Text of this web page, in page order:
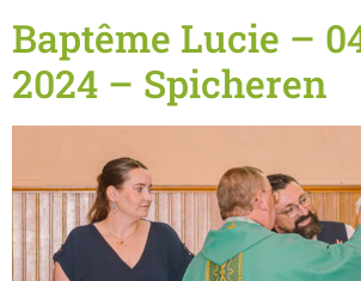
Baptême Lucie –
2024 – Spicheren